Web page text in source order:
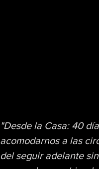
"Desde la Casa: 40
acomodarnos a las
del seguir adelante